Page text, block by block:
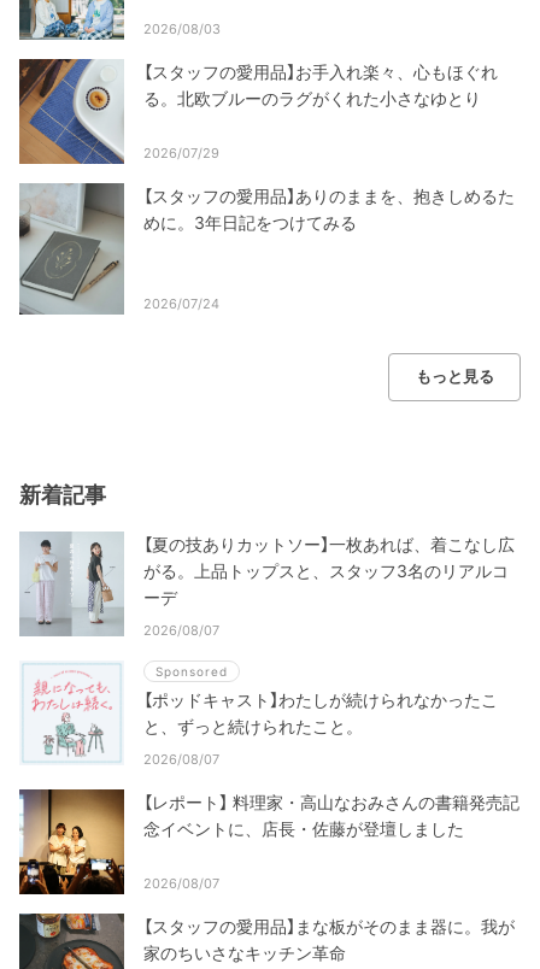
2026/08/03
【スタッフの愛用品】お手入れ楽々、心もほぐれ
る。北欧ブルーのラグがくれた小さなゆとり
2026/07/29
【スタッフの愛用品】ありのままを、抱きしめるた
めに。3年日記をつけてみる
2026/07/24
もっと見る
新着記事
【夏の技ありカットソー】一枚あれば、着こなし広
がる。上品トップスと、スタッフ3名のリアルコ
ーデ
2026/08/07
Sponsored
【ポッドキャスト】わたしが続けられなかったこ
と、ずっと続けられたこと。
2026/08/07
【レポート】 料理家・高山なおみさんの書籍発売記
念イベントに、店長・佐藤が登壇しました
2026/08/07
【スタッフの愛用品】まな板がそのまま器に。我が
家のちいさなキッチン革命